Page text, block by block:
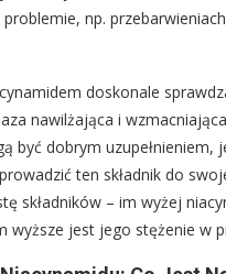
np.
doskonale
nawilżająca i
być dobrym uzupełnieniem,
ten składnik do
składników – im wyżej
wyższe jest jego stężenie w